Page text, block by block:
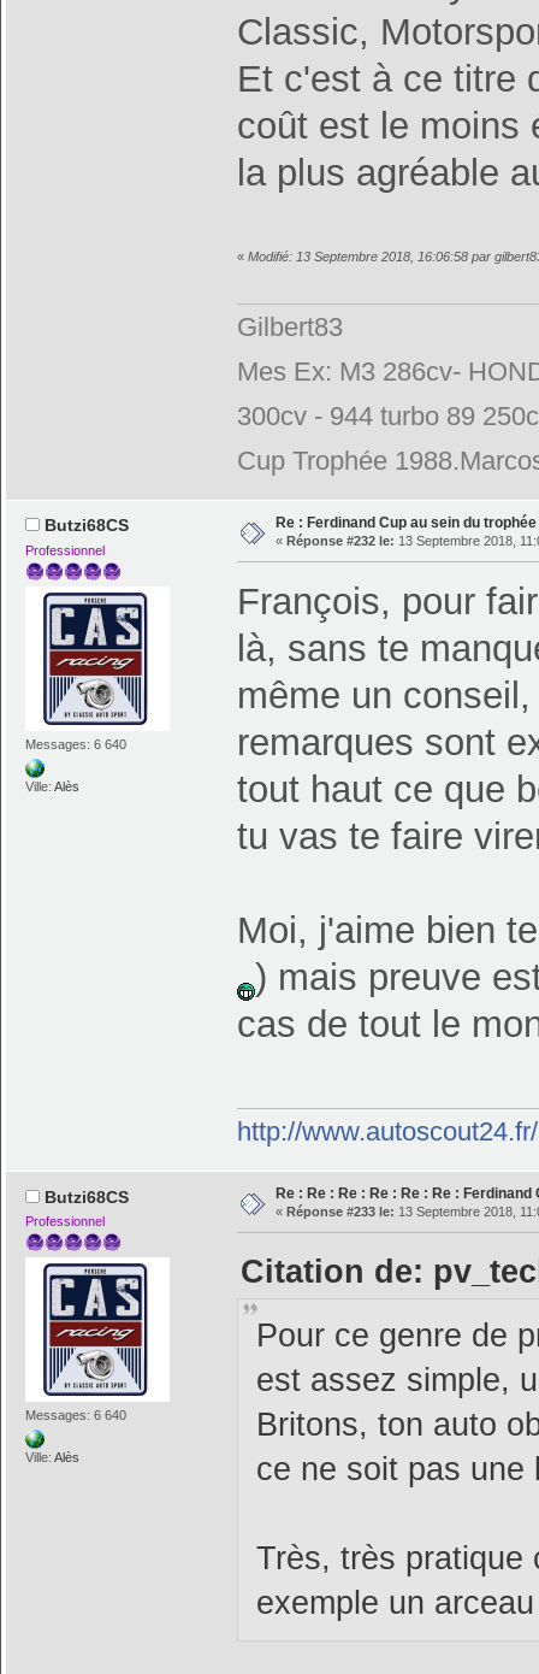
Classic,
Et c'est à ce titre
coût est le moins
la plus agréable
« Modifié: 13 Septembre 2018, 16:06:58 par
Gilbert83
Mes Ex: M3 286cv-
300cv - 944 turbo 89
Cup Trophée
Butzi68CS
Professionnel
Messages: 6 640
Ville:Alès
Re : Ferdinand Cup au sein du trophée
« Réponse #232 le: 13 Septembre 2018,
François, pour
là, sans te
même un
remarques sont
tout haut ce que
tu vas te faire
Moi, j'aime bien
) mais preuve
cas de tout le
http://
Butzi68CS
Professionnel
Messages: 6 640
Ville:Alès
Re : Re : Re : Re : Re : Re :
« Réponse #233 le: 13 Septembre 2018,
Citation de:
Pour ce genre de
est assez simple,
Britons, ton auto
ce ne soit pas une
Très, très pratique
exemple un